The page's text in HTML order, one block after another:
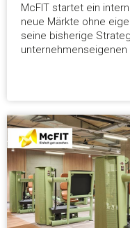
McFIT startet ein
neue Märkte ohne
seine bisherige
unternehmenseigenen